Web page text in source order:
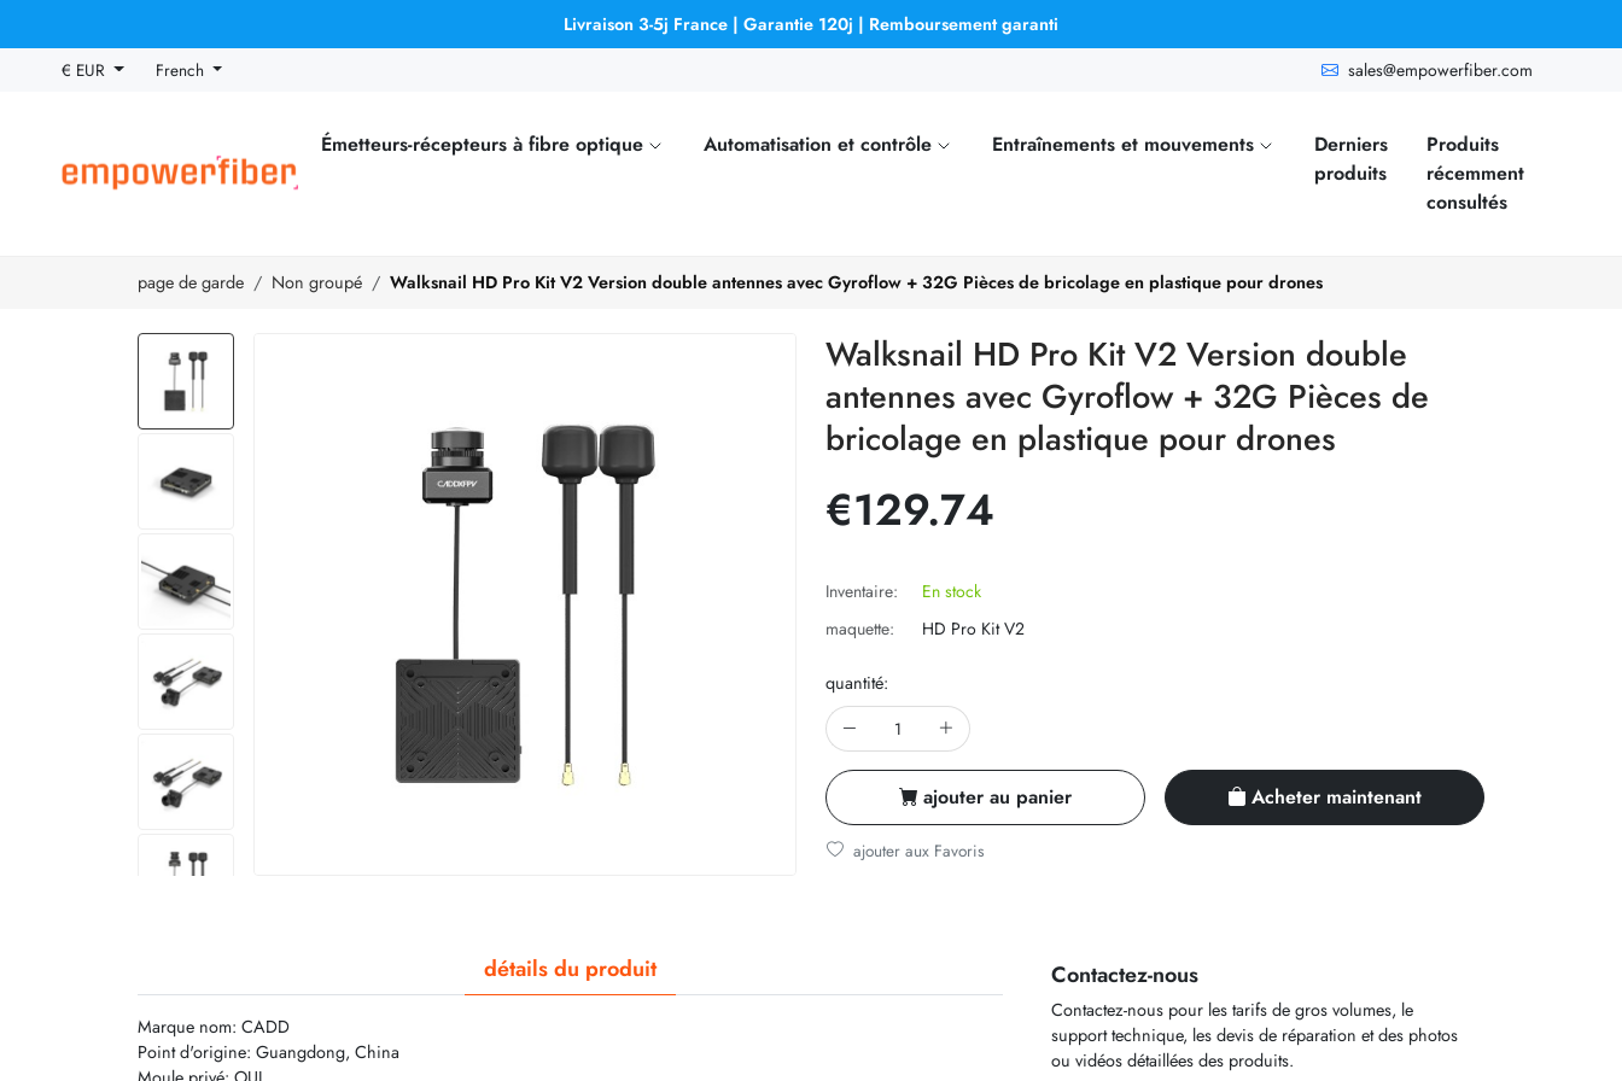
Livraison 3-5j France | Garantie 120j | Remboursement garanti
€ EUR
French sales@empowerfiber.com
Émetteurs-récepteurs à fibre optique Automatisation et contrôle Entraînements et mouvements
Derniers
produits
Produits
récemment
consultés
page de garde Non groupé Walksnail HD Pro Kit V2 Version double antennes avec Gyroflow + 32G Pièces de bricolage en plastique pour drones
Walksnail HD Pro Kit V2 Version double
antennes avec Gyroflow + 32G Pièces de
bricolage en plastique pour drones
€129.74
Inventaire:
En stock
maquette:
HD Pro Kit V2
quantité:
ajouter au panier Acheter maintenant
ajouter aux Favoris
détails du produit
Marque nom: CADD
Point d'origine: Guangdong, China
Contactez-nous
Contactez-nous pour les tarifs de gros volumes, le
support technique, les devis de réparation et des photos
ou vidéos détaillées des produits.